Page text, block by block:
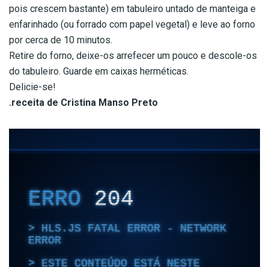
pois crescem bastante) em tabuleiro untado de manteiga e
enfarinhado (ou forrado com papel vegetal) e leve ao forno
por cerca de 10 minutos.
Retire do forno, deixe-os arrefecer um pouco e descole-os
do tabuleiro. Guarde em caixas herméticas.
Delicie-se!
.receita de Cristina Manso Preto